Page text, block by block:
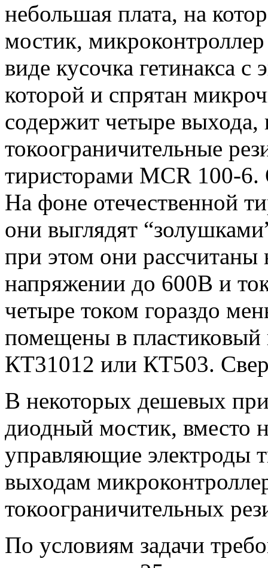
небольшая плата, на
мостик,
виде кусочка гетинакса
которой и спрятан
содержит четыре выхода,
токоограничительные
тиристорами MCR 100-6.
На фоне отечественной
они выглядят
при этом они
напряжении до 600В и
четыре током гораздо
помещены в пластиковый
КТ31012 или КТ503.
В некоторых дешевых
диодный мостик, вместо
управляющие электроды
выходам
токоограничительных
По условиям задачи